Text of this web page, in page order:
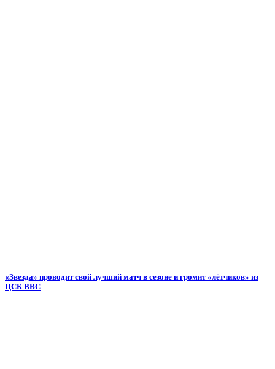
«Звезда» проводит свой лучший матч в сезоне и громит «лётчиков» из
ЦСК ВВС